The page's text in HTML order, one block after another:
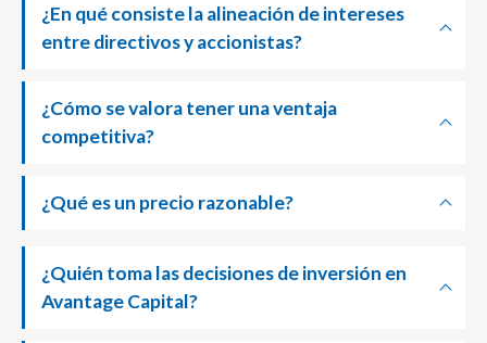
¿En qué consiste la alineación de intereses
entre directivos y accionistas?
¿Cómo se valora tener una ventaja
competitiva?
¿Qué es un precio razonable?
¿Quién toma las decisiones de inversión en
Avantage Capital?